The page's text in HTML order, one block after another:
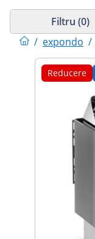
/ expondo /
Filtru (0)
Reducere